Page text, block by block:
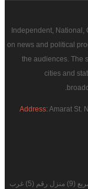
Independent, National,
on news and political
the audiences. The
cities and
Address:Amarat St.
السودان – الخرطوم – العمارات شارع 29 مربع (9) منزل رقم (5) غرب